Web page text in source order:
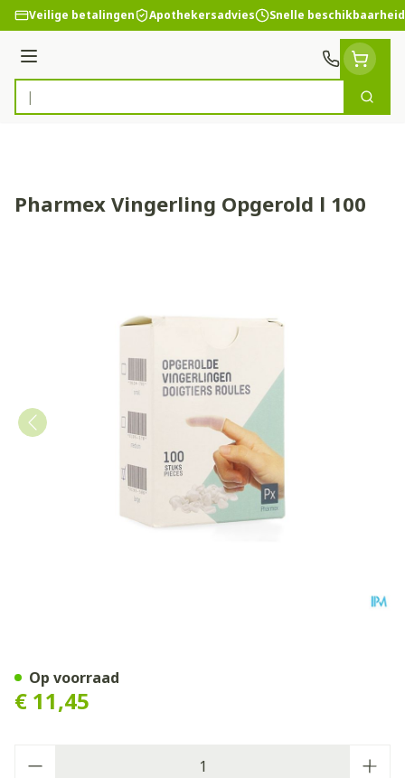
Ga naar de inhoud
Veilige betalingen Apothekersadvies Snelle beschikbaarheid
Menu
Product, merk, categorie...
Zoek
Pharmex Vingerling Opgerold l 100
€ 11,45
Op voorraad